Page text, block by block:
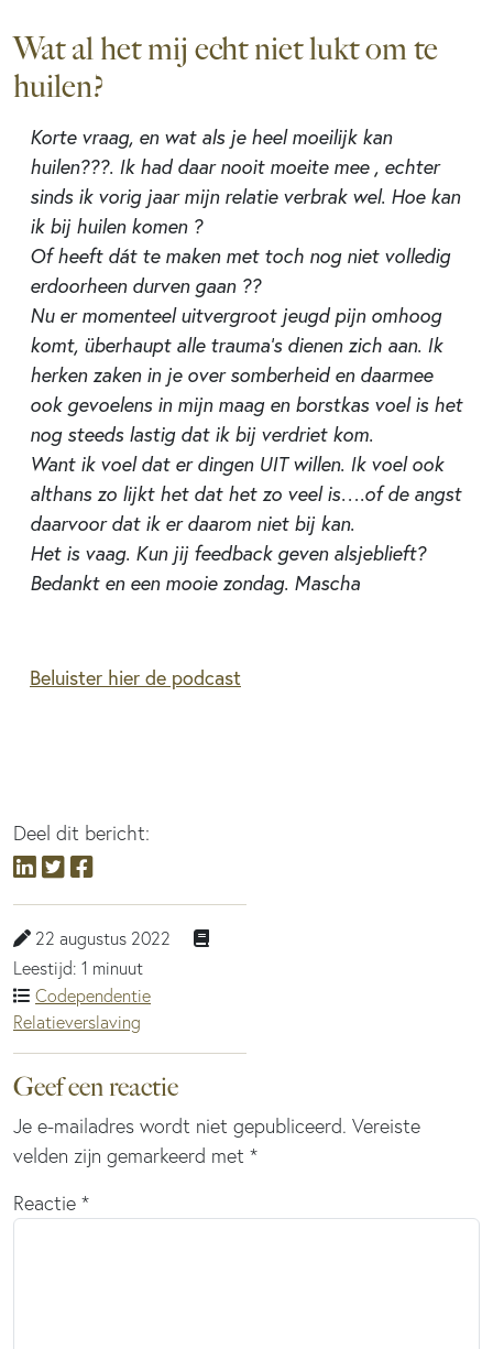
Wat al het mij echt niet lukt om te
huilen?
Korte vraag, en wat als je heel moeilijk kan
huilen???. Ik had daar nooit moeite mee , echter
sinds ik vorig jaar mijn relatie verbrak wel. Hoe kan
ik bij huilen komen ?
Of heeft dát te maken met toch nog niet volledig
erdoorheen durven gaan ??
Nu er momenteel uitvergroot jeugd pijn omhoog
komt, überhaupt alle trauma’s dienen zich aan. Ik
herken zaken in je over somberheid en daarmee
ook gevoelens in mijn maag en borstkas voel is het
nog steeds lastig dat ik bij verdriet kom.
Want ik voel dat er dingen UIT willen. Ik voel ook
althans zo lijkt het dat het zo veel is….of de angst
daarvoor dat ik er daarom niet bij kan.
Het is vaag. Kun jij feedback geven alsjeblieft?
Bedankt en een mooie zondag. Mascha
Beluister hier de podcast
Deel dit bericht:
22 augustus 2022
Leestijd: 1 minuut
Codependentie
Relatieverslaving
Geef een reactie
Je e-mailadres wordt niet gepubliceerd. Vereiste
velden zijn gemarkeerd met *
Reactie *